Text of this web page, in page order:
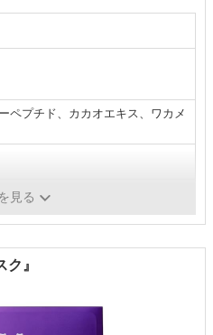
ペプチド、カカオエキス、ワカメ
見る
』